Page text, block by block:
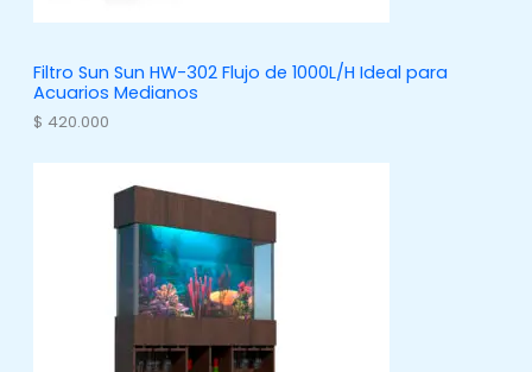
Filtro Sun Sun HW-302 Flujo de 1000L/H Ideal para
Acuarios Medianos
$ 420.000